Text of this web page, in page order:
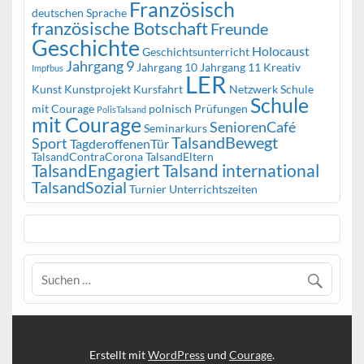
deutschen Sprache Französisch
französische BotschaftFreunde
Geschichte Geschichtsunterricht Holocaust
Impfbus Jahrgang 9 Jahrgang 10 Jahrgang 11 Kreativ
Kunst Kunstprojekt Kursfahrt LER Netzwerk Schule
mit Courage PolisTalsand polnisch Prüfungen Schule
mit Courage SeminarkursSeniorenCafé
Sport TagderoffenenTürTalsandBewegt
TalsandContraCoronaTalsandEltern
TalsandEngagiertTalsand international
TalsandSozial Turnier Unterrichtszeiten
Erstellt mitWordPressund Courage.